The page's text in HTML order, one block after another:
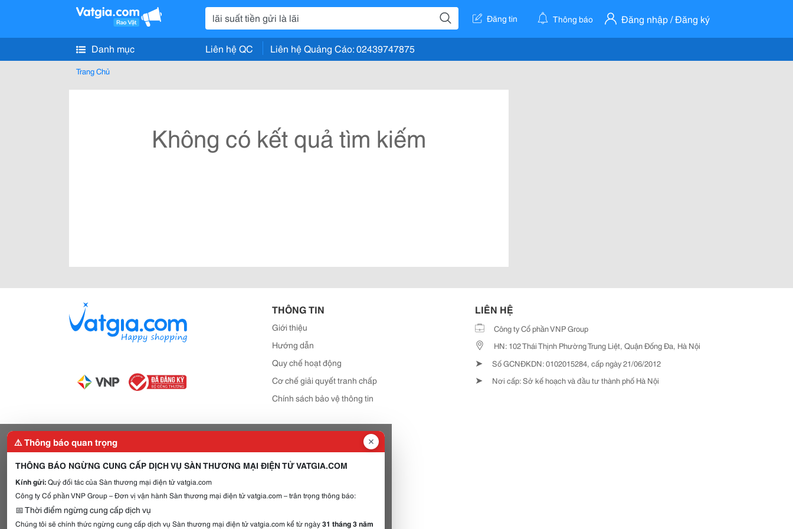
Đăng tin Thông báo Đăng nhập / Đăng ký
Danh mục Liên hệ QC Liên hệ Quảng Cáo: 02439747875
Trang Chủ
Không có kết quả tìm kiếm
THÔNG TIN
Giới thiệu
Hướng dẫn
Quy chế hoạt động
Cơ chế giải quyết tranh chấp
Chính sách bảo vệ thông tin
LIÊN HỆ
Công ty Cổ phần VNP Group
HN: 102 Thái Thịnh Phường Trung Liệt, Quận Đống Đa, Hà Nội
➤ Số GCNĐKDN: 0102015284, cấp ngày 21/06/2012
➤ Nơi cấp: Sở kế hoạch và đầu tư thành phố Hà Nội
⚠️ Thông báo quan trọng
THÔNG BÁO NGỪNG CUNG CẤP DỊCH VỤ SÀN THƯƠNG MẠI ĐIỆN TỬ VATGIA.COM
Kính gửi:Quý đối tác của Sàn thương mại điện tử vatgia.com
Công ty Cổ phần VNP Group – Đơn vị vận hành Sàn thương mại điện tử vatgia.com – trân trọng thông báo:
📅 Thời điểm ngừng cung cấp dịch vụ
Chúng tôi sẽ chính thức ngừng cung cấp dịch vụ Sàn thương mại điện tử vatgia.com kể từ ngày31 tháng 3 năm